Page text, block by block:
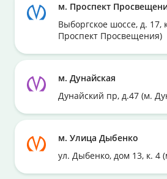
м. Проспект
Выборгское шоссе, д. 17,
Проспект Просвещения)
м. Дунайская
Дунайский пр, д.47 (м.
м. Улица Дыбенко
ул. Дыбенко, дом 13, к. 4